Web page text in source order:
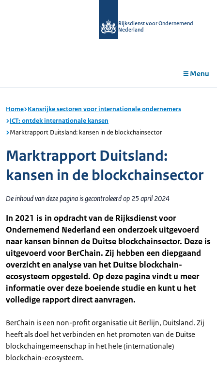
Rijksdienst voor Ondernemend
Nederland
Menu
Home Kansrijke sectoren voor internationale ondernemers
ICT: ontdek internationale kansen
Marktrapport Duitsland: kansen in de blockchainsector
Marktrapport Duitsland:
kansen in de blockchainsector
De inhoud van deze pagina is gecontroleerd op 25 april 2024
In 2021 is in opdracht van de Rijksdienst voor
Ondernemend Nederland een onderzoek uitgevoerd
naar kansen binnen de Duitse blockchainsector. Deze is
uitgevoerd voor BerChain. Zij hebben een diepgaand
overzicht en analyse van het Duitse blockchain-
ecosysteem opgesteld. Op deze pagina vindt u meer
informatie over deze boeiende studie en kunt u het
volledige rapport direct aanvragen.
BerChain is een non-profit organisatie uit Berlijn, Duitsland. Zij
heeft als doel het verbinden en het promoten van de Duitse
blockchaingemeenschap in het hele (internationale)
blockchain-ecosysteem.